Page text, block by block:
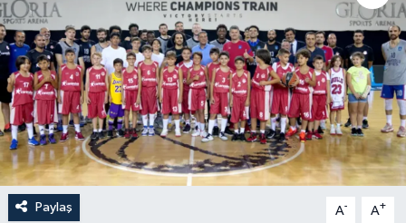
Paylaş A- A+
Siyaset
Spor
Türkiye